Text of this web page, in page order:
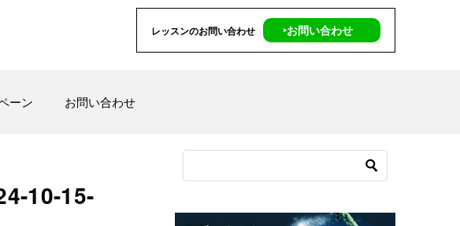
レッスンのお問い合わせ ‣お問い合わせ
ーン お問い合わせ
10-15-